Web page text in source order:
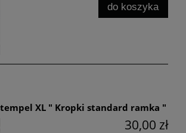
do koszyka
XL " Kropki standard ramka "
30,00 zł